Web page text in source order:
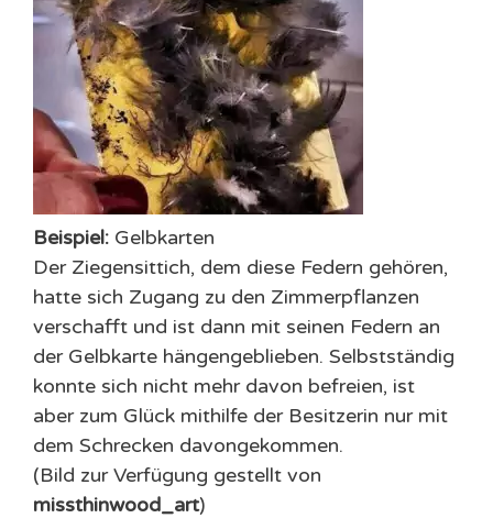
Beispiel: Gelbkarten
Der Ziegensittich, dem diese Federn gehören,
hatte sich Zugang zu den Zimmerpflanzen
verschafft und ist dann mit seinen Federn an
der Gelbkarte hängengeblieben. Selbstständig
konnte sich nicht mehr davon befreien, ist
aber zum Glück mithilfe der Besitzerin nur mit
dem Schrecken davongekommen.
(Bild zur Verfügung gestellt von
missthinwood_art)